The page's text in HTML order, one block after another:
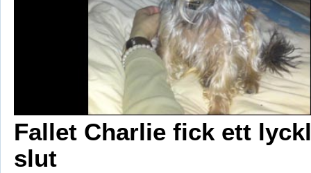
Fallet Charlie fick ett
slut